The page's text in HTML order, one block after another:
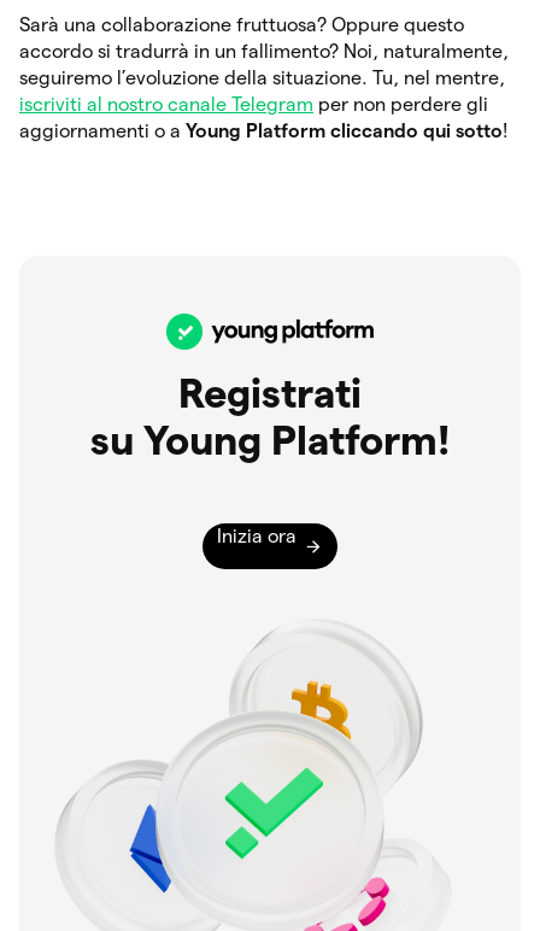
Sarà una collaborazione fruttuosa? Oppure questo
accordo si tradurrà in un fallimento? Noi, naturalmente,
seguiremo l’evoluzione della situazione. Tu, nel mentre,
iscriviti al nostro canale Telegram per non perdere gli
aggiornamenti o a Young Platform cliccando qui sotto!
Registrati
su Young Platform!
Inizia ora